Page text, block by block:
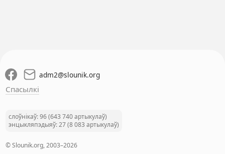
adm2@slounik.org
Спасылкі
слоўнікаў: 96 (643 740 артыкулаў)
энцыкляпэдыяў: 27 (8 083 артыкулаў)
© Slounik.org, 2003–2026